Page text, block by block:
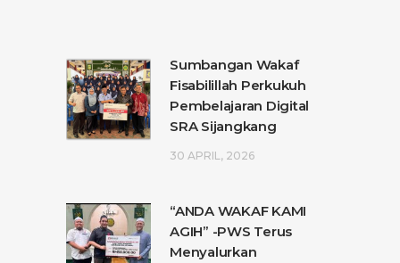
Sumbangan Wakaf
Fisabilillah Perkukuh
Pembelajaran Digital
SRA Sijangkang
30 APRIL, 2026
“ANDA WAKAF KAMI
AGIH” -PWS Terus
Menyalurkan